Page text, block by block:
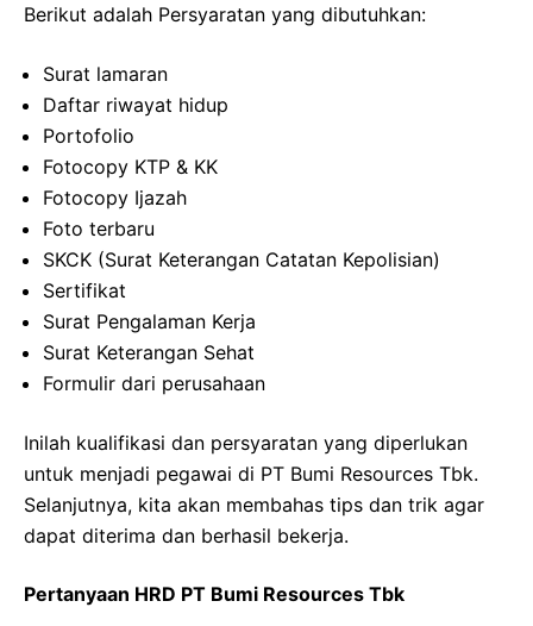
Berikut adalah Persyaratan yang dibutuhkan:
Surat lamaran
Daftar riwayat hidup
Portofolio
Fotocopy KTP & KK
Fotocopy Ijazah
Foto terbaru
SKCK (Surat Keterangan Catatan Kepolisian)
Sertifikat
Surat Pengalaman Kerja
Surat Keterangan Sehat
Formulir dari perusahaan
Inilah kualifikasi dan persyaratan yang diperlukan
untuk menjadi pegawai di PT Bumi Resources Tbk.
Selanjutnya, kita akan membahas tips dan trik agar
dapat diterima dan berhasil bekerja.
Pertanyaan HRD PT Bumi Resources Tbk